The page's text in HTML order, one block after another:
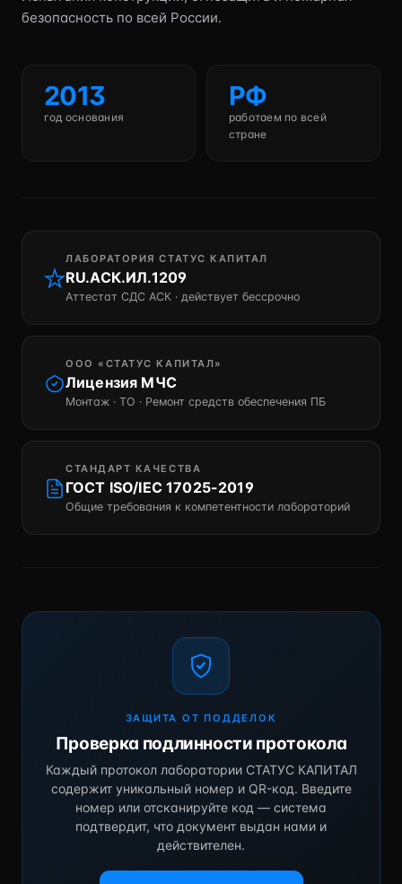
безопасность по всей России.
2013
год основания
РФ
работаем по всей
стране
ЛАБОРАТОРИЯ СТАТУС КАПИТАЛ
RU.АСК.ИЛ.1209
Аттестат СДС АСК · действует бессрочно
ООО «СТАТУС КАПИТАЛ»
Лицензия МЧС
Монтаж · ТО · Ремонт средств обеспечения ПБ
СТАНДАРТ КАЧЕСТВА
ГОСТ ISO/IEC 17025-2019
Общие требования к компетентности лабораторий
ЗАЩИТА ОТ ПОДДЕЛОК
Проверка подлинности протокола
Каждый протокол лаборатории СТАТУС КАПИТАЛ
содержит уникальный номер и QR-код. Введите
номер или отсканируйте код — система
подтвердит, что документ выдан нами и
действителен.